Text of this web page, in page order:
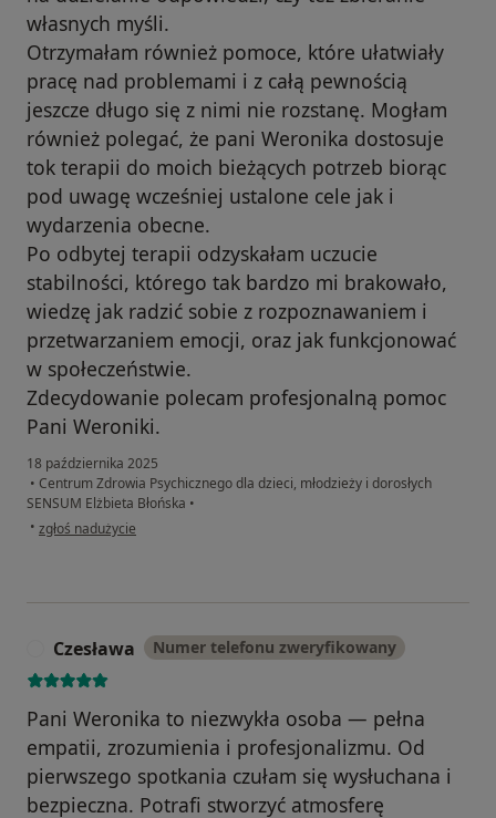
własnych myśli.
Otrzymałam również pomoce, które ułatwiały
pracę nad problemami i z całą pewnością
jeszcze długo się z nimi nie rozstanę. Mogłam
również polegać, że pani Weronika dostosuje
tok terapii do moich bieżących potrzeb biorąc
pod uwagę wcześniej ustalone cele jak i
wydarzenia obecne.
Po odbytej terapii odzyskałam uczucie
stabilności, którego tak bardzo mi brakowało,
wiedzę jak radzić sobie z rozpoznawaniem i
przetwarzaniem emocji, oraz jak funkcjonować
w społeczeństwie.
Zdecydowanie polecam profesjonalną pomoc
Pani Weroniki.
18 października 2025
• Centrum Zdrowia Psychicznego dla dzieci, młodzieży i dorosłych
SENSUM Elżbieta Błońska •
• w opinii użytkownika Diana
zgłoś nadużycie
Czesława Numer telefonu zweryfikowany
Pani Weronika to niezwykła osoba — pełna
empatii, zrozumienia i profesjonalizmu. Od
pierwszego spotkania czułam się wysłuchana i
bezpieczna. Potrafi stworzyć atmosferę